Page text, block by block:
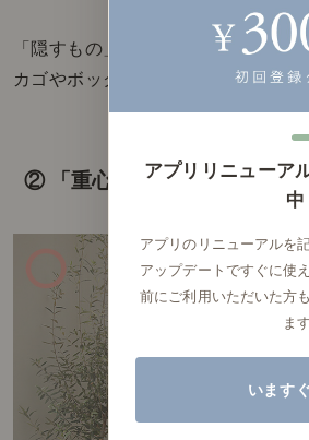
「隠すもの」は、
カゴやボックスにまとめて収納する
② 「重心」をコントロールす
アプリリニューア
中
アプリのリニューアルを
アップデートですぐに使
前にご利用いただいた方
ま
います